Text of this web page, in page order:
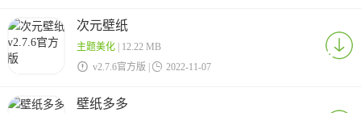
次元壁纸
主题美化| 12.22 MB
 v2.7.6官方版 |  2022-11-07
壁纸多多